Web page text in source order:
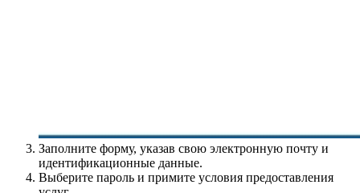
Заполните форму, указав свою электронную почту и
идентификационные данные.
Выберите пароль и примите условия предоставления